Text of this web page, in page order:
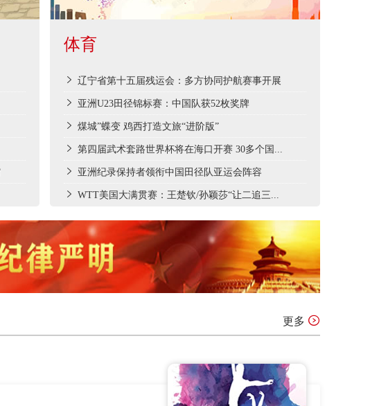
体育
辽宁省第十五届残运会：多方协同护航赛事开展
亚洲U23田径锦标赛：中国队获52枚奖牌
煤城”蝶变 鸡西打造文旅“进阶版”
第四届武术套路世界杯将在海口开赛 30多个国...
亚洲纪录保持者领衔中国田径队亚运会阵容
WTT美国大满贯赛：王楚钦/孙颖莎“让二追三...
更多